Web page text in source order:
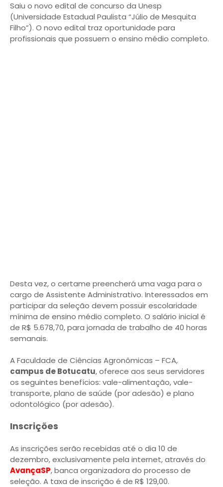
Saiu o novo edital de concurso da Unesp
(Universidade Estadual Paulista “Júlio de Mesquita
Filho”). O novo edital traz oportunidade para
profissionais que possuem o ensino médio completo.
Desta vez, o certame preencherá uma vaga para o
cargo de Assistente Administrativo. Interessados em
participar da seleção devem possuir escolaridade
mínima de ensino médio completo. O salário inicial é
de R$ 5.678,70, para jornada de trabalho de 40 horas
semanais.
A Faculdade de Ciências Agronômicas – FCA,
campus de Botucatu, oferece aos seus servidores
os seguintes benefícios: vale-alimentação, vale-
transporte, plano de saúde (por adesão) e plano
odontológico (por adesão).
Inscrições
As inscrições serão recebidas até o dia 10 de
dezembro, exclusivamente pela internet, através do
AvançaSP, banca organizadora do processo de
seleção. A taxa de inscrição é de R$ 129,00.